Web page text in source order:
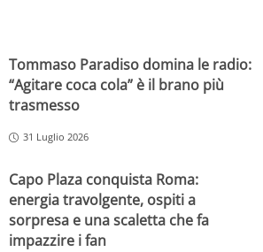
Tommaso Paradiso domina le radio:
“Agitare coca cola” è il brano più
trasmesso
31 Luglio 2026
Capo Plaza conquista Roma:
energia travolgente, ospiti a
sorpresa e una scaletta che fa
impazzire i fan